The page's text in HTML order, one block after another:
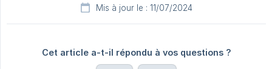
Mis à jour le : 11/07/2024
Cet article a-t-il répondu à vos questions ?